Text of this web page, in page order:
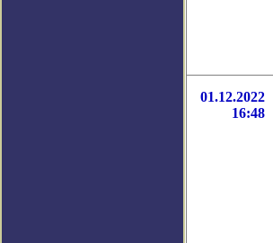
01.12.2022
16:48